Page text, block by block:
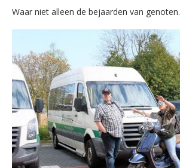
Waar niet alleen de bejaarden van genoten.